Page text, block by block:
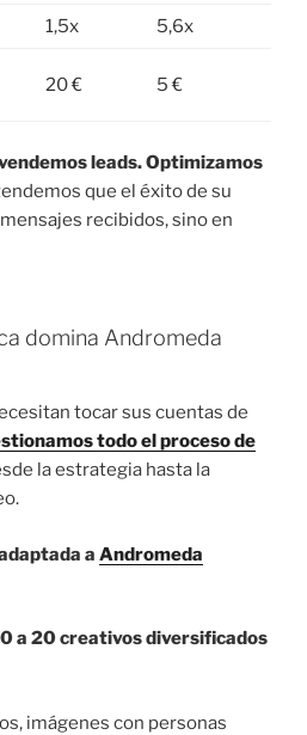
1,5x 5,6x
20 € 5 €
leads. Optimizamos
que el éxito de su
recibidos, sino en
domina Andromeda
tocar sus cuentas de
todo el proceso de
la estrategia hasta la
a Andromeda
a 20 creativos diversificados
imágenes con personas